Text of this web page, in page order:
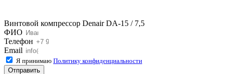
Винтовой компрессор Denair DA-15 / 7,5
ФИО
Телефон
Email
Я принимаю Политику конфиденциальности
Отправить